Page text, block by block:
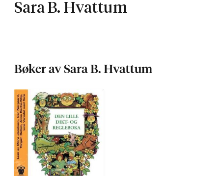
Sara B. Hvattum
Hvattum
Bøker av Sara B. Hvattum